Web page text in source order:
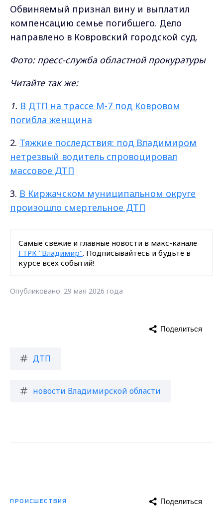
Обвиняемый признал вину и выплатил
компенсацию семье погибшего. Дело
направлено в Ковровский городской суд.
Фото: пресс-служба областной прокуратуры
Читайте так же:
1. В ДТП на трассе М-7 под Ковровом
погибла женщина
2. Тяжкие последствия: под Владимиром
нетрезвый водитель спровоцировал
массовое ДТП
3. В Киржачском муниципальном округе
произошло смертельное ДТП
Самые свежие и главные новости в макс-канале
ГТРК "Владимир". Подписывайтесь и будьте в
курсе всех событий!
Опубликовано: 29 мая 2026 года
ДТП
новости Владимирской области
Поделиться
ПРОИСШЕСТВИЯ Поделиться